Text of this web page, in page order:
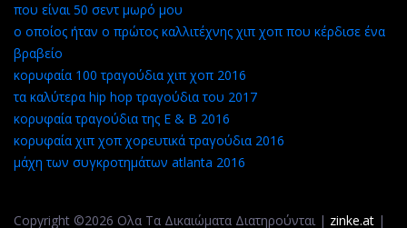
που είναι 50 σεντ μωρό μου
ο οποίος ήταν ο πρώτος καλλιτέχνης χιπ χοπ που κέρδισε ένα
βραβείο
κορυφαία 100 τραγούδια χιπ χοπ 2016
τα καλύτερα hip hop τραγούδια του 2017
κορυφαία τραγούδια της Ε & Β 2016
κορυφαία χιπ χοπ χορευτικά τραγούδια 2016
μάχη των συγκροτημάτων atlanta 2016
Copyright ©2026 Ολα Τα Δικαιώματα Διατηρούνται | zinke.at |